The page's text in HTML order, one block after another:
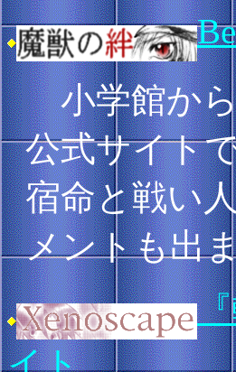
小学館から
公式サイト
宿命と戦い
メントも出
イト